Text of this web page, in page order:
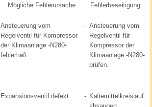
Mögliche Fehlerursache Fehlerbeseitigung
Ansteuerung vom
Regelventil für Kompressor
der Klimaanlage -N280-
fehlerhaft.
- Ansteuerung vom
Regelventil für
Kompressor der
Klimaanlage -N280-
prüfen.
Expansionsventil defekt. - Kältemittelkreislauf